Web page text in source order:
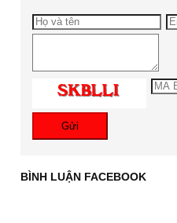
Gửi
BÌNH LUẬN FACEBOOK